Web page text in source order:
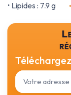
• Lipides : 7.9 g